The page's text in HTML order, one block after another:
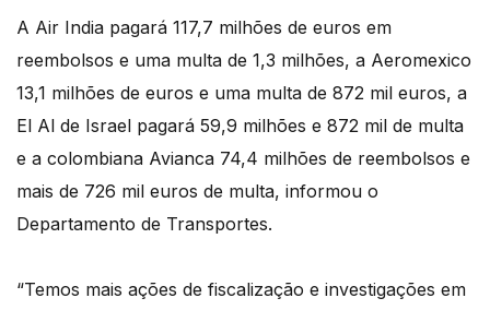
A Air India pagará 117,7 milhões de euros em
reembolsos e uma multa de 1,3 milhões, a Aeromexico
13,1 milhões de euros e uma multa de 872 mil euros, a
El Al de Israel pagará 59,9 milhões e 872 mil de multa
e a colombiana Avianca 74,4 milhões de reembolsos e
mais de 726 mil euros de multa, informou o
Departamento de Transportes.
“Temos mais ações de fiscalização e investigações em